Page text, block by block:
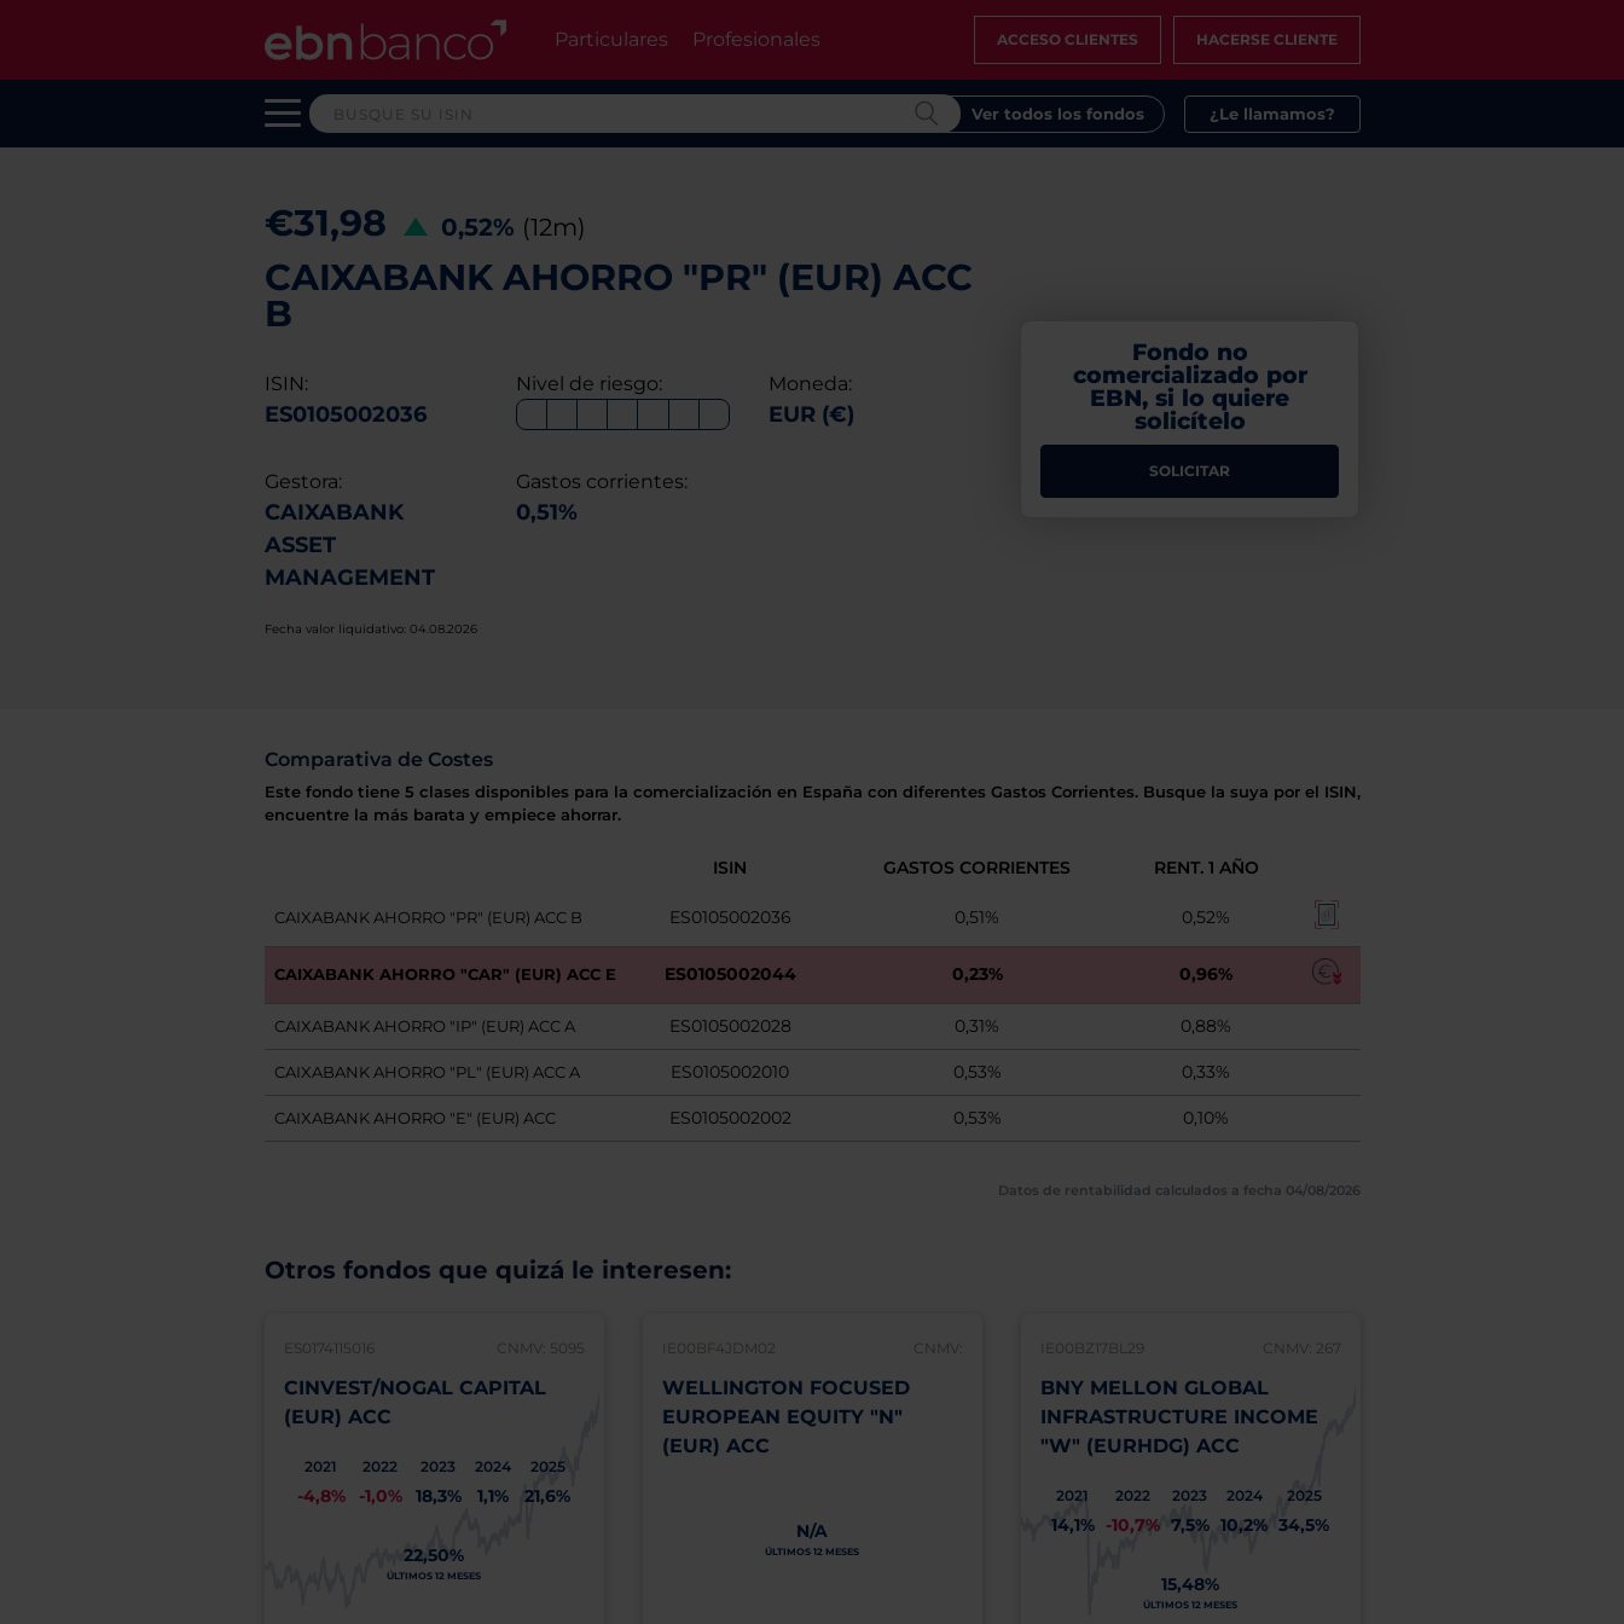
Particulares Profesionales ACCESO CLIENTES HACERSE CLIENTE
Ver todos los fondos ¿Le llamamos?
€31,98 0,52% (12m)
CAIXABANK AHORRO "PR" (EUR) ACC
B
ISIN:
ES0105002036
Nivel de riesgo: Moneda:
EUR (€)
Gestora:
CAIXABANK
ASSET
MANAGEMENT
Gastos corrientes:
0,51%
Fecha valor liquidativo: 04.08.2026
Fondo no
comercializado por
EBN, si lo quiere
solicítelo
SOLICITAR
Comparativa de Costes
Este fondo tiene 5 clases disponibles para la comercialización en España con diferentes Gastos Corrientes. Busque la suya por el ISIN,
encuentre la más barata y empiece ahorrar.
ISIN GASTOS CORRIENTES RENT. 1 AÑO
CAIXABANK AHORRO "PR" (EUR) ACC B ES0105002036 0,51% 0,52%
CAIXABANK AHORRO "CAR" (EUR) ACC E ES0105002044 0,23% 0,96%
CAIXABANK AHORRO "IP" (EUR) ACC A ES0105002028 0,31% 0,88%
CAIXABANK AHORRO "PL" (EUR) ACC A ES0105002010 0,53% 0,33%
CAIXABANK AHORRO "E" (EUR) ACC ES0105002002 0,53% 0,10%
Datos de rentabilidad calculados a fecha 04/08/2026
Otros fondos que quizá le interesen:
ES0174115016 CNMV: 5095
CINVEST/NOGAL CAPITAL
(EUR) ACC
2021
-4,8%
2022
-1,0%
2023
18,3%
2024
1,1%
2025
21,6%
22,50%
ÚLTIMOS 12 MESES
IE00BF4JDM02 CNMV:
WELLINGTON FOCUSED
EUROPEAN EQUITY "N"
(EUR) ACC
N/A
ÚLTIMOS 12 MESES
IE00BZ17BL29 CNMV: 267
BNY MELLON GLOBAL
INFRASTRUCTURE INCOME
"W" (EURHDG) ACC
2021
14,1%
2022
-10,7%
2023
7,5%
2024
10,2%
2025
34,5%
15,48%
ÚLTIMOS 12 MESES